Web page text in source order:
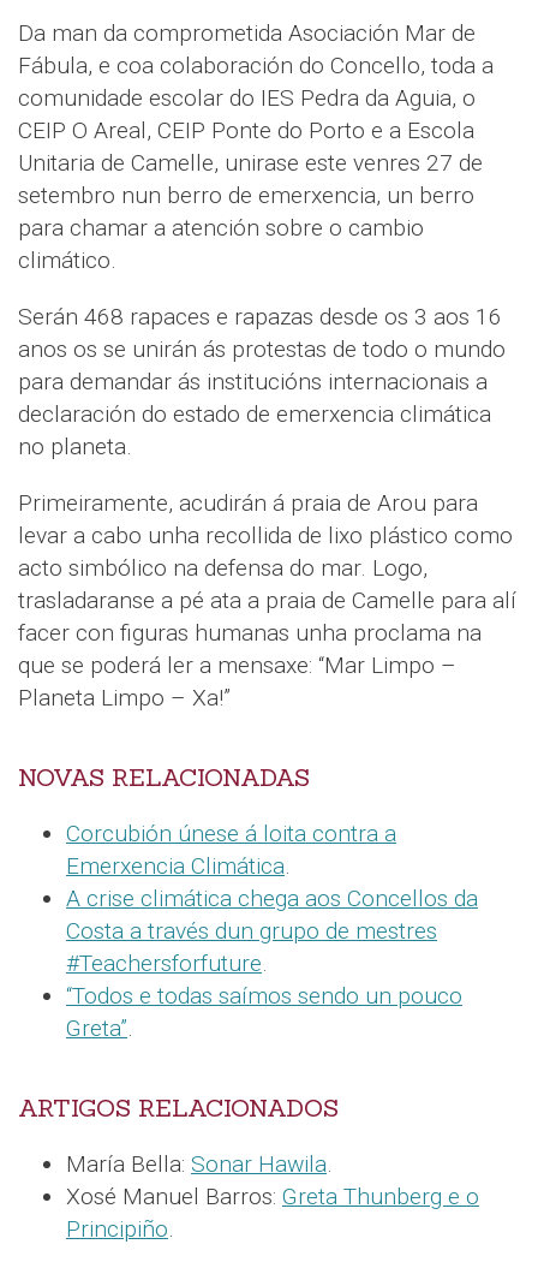
Da man da comprometida Asociación Mar de
Fábula, e coa colaboración do Concello, toda a
comunidade escolar do IES Pedra da Aguia, o
CEIP O Areal, CEIP Ponte do Porto e a Escola
Unitaria de Camelle, unirase este venres 27 de
setembro nun berro de emerxencia, un berro
para chamar a atención sobre o cambio
climático.
Serán 468 rapaces e rapazas desde os 3 aos 16
anos os se unirán ás protestas de todo o mundo
para demandar ás institucións internacionais a
declaración do estado de emerxencia climática
no planeta.
Primeiramente, acudirán á praia de Arou para
levar a cabo unha recollida de lixo plástico como
acto simbólico na defensa do mar. Logo,
trasladaranse a pé ata a praia de Camelle para alí
facer con figuras humanas unha proclama na
que se poderá ler a mensaxe: “Mar Limpo –
Planeta Limpo – Xa!”
NOVAS RELACIONADAS
Corcubión únese á loita contra a
Emerxencia Climática.
A crise climática chega aos Concellos da
Costa a través dun grupo de mestres
#Teachersforfuture.
“Todos e todas saímos sendo un pouco
Greta”.
ARTIGOS RELACIONADOS
María Bella: Sonar Hawila.
Xosé Manuel Barros: Greta Thunberg e o
Principiño.